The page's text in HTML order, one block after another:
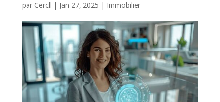
par Cercll | Jan 27, 2025 | Immobilier